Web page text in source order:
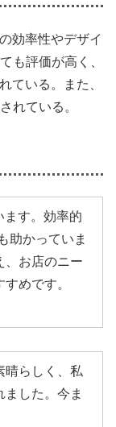
効率性やデザイ
も評価が高く、
ている。また、
れている。
ます。効率的
助かっていま
、お店のニー
めです。
晴らしく、私
した。今ま